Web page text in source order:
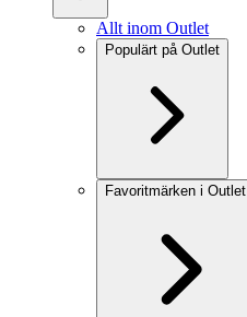
Allt inom Outlet
Populärt på Outlet
Favoritmärken i Outlet